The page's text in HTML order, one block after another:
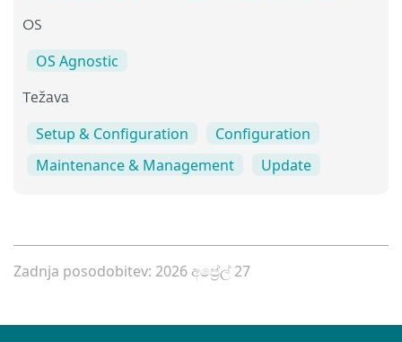
OS
OS Agnostic
Težava
Setup & Configuration
Configuration
Maintenance & Management
Update
Zadnja posodobitev: 2026 අප්‍රේල් 27